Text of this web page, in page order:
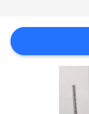
LIÊN
HỆ